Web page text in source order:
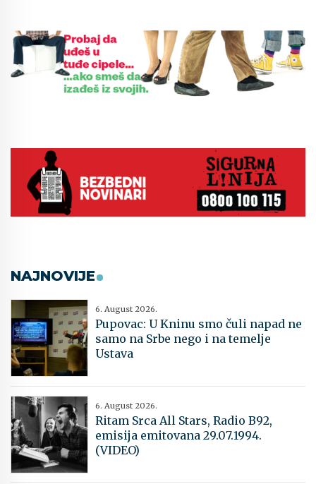
NAJNOVIJE
6. August 2026.
Pupovac: U Kninu smo čuli napad ne
samo na Srbe nego i na temelje
Ustava
6. August 2026.
Ritam Srca All Stars, Radio B92,
emisija emitovana 29.07.1994.
(VIDEO)